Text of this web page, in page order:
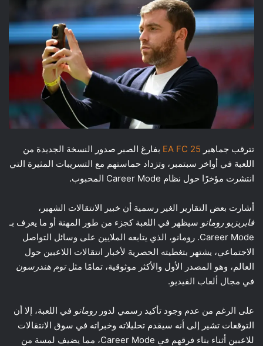
تترقب جماهير
بفارغ الصبر صدور النسخة الجديدة من
اللعبة في أواخر سبتمبر، وتزداد حماستهم مع التسريبات المثيرة التي
انتشرت مؤخرًا حول نظام Career Mode المحبوب.
أشارت بعض التقارير الغير رسمية أن خبير الانتقالات الشهير،
فابريزيو رومانو سيظهر في اللعبة كجزء من طور المهنة أو ما يعرف بـ
Career Mode. رومانو، الذي يتابعه الملايين على وسائل التواصل
الاجتماعي، يشتهر بتغطيته الحصرية لأخبار انتقالات اللاعبين حول
العالم، وهو المصدر الأول والأكثر موثوقية، تمامًا مثلتوم هندرسون
في مجال ألعاب الفيديو.
على الرغم من عدم وجود تأكيد رسمي لدور رومانو في اللعبة، إلا أن
التوقعات تشير إلى أنه سيقدم تحليلاته وخبراته في سوق الانتقالات
للاعبين أثناء بناء فرقهم في Career Mode، مما يضيف لمسة من